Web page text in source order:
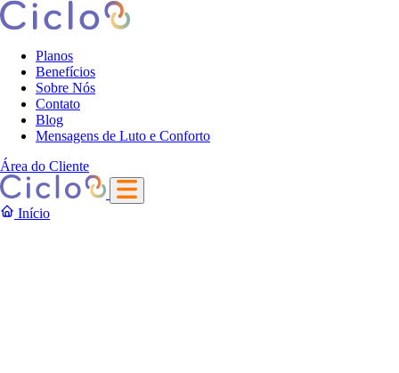
Planos
Benefícios
Sobre Nós
Contato
Blog
Mensagens de Luto e Conforto
Área do Cliente
Início